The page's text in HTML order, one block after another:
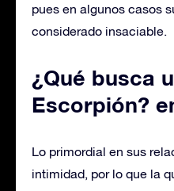
pues en algunos casos
considerado insaciable.
¿Qué busca
Escorpión?
Lo primordial en sus
intimidad, por lo que la